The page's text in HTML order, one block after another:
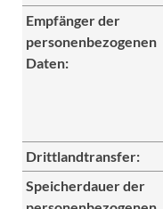
Empfänger der
personenbezogenen
Daten:
Drittlandtransfer:
Speicherdauer der